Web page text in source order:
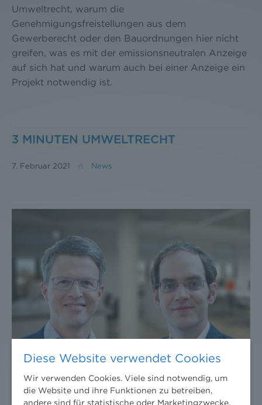
Umweltrecht, warum die
Genehmigungsfreistellungen aus dem
Gewerberecht oder den Bauordnungen hier nicht
greifen, was es mit der emissionsneutralen Anzeige
auf sich hat und warum auch bei einer Anzeige ein
Projekt notwendig ist.
3 MINUTEN UMWELTRECHT
7. Februar 2021 News
Diese Website verwendet Cookies
Wir verwenden Cookies. Viele sind notwendig, um
die Website und ihre Funktionen zu betreiben,
andere sind für statistische oder Marketingzwecke.